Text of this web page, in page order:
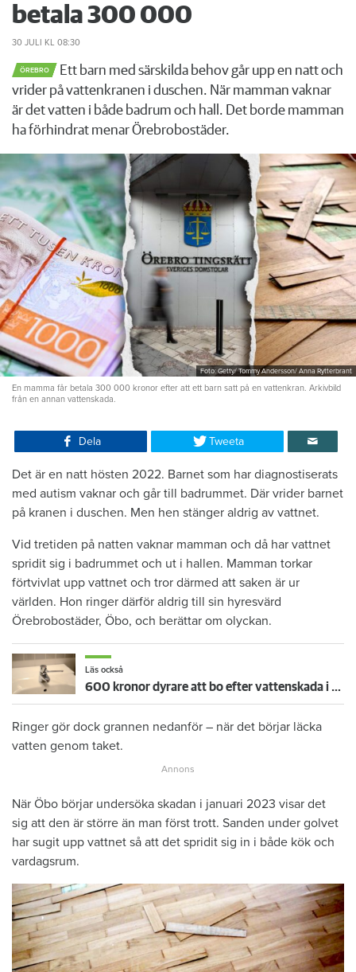
betala 300 000
30 JULI KL 08:30
ÖREBRO
Ett barn med särskilda behov går upp en natt och
vrider på vattenkranen i duschen. När mamman vaknar
är det vatten i både badrum och hall. Det borde mamman
ha förhindrat menar Örebrobostäder.
Foto: Getty/ Tommy Andersson/ Anna Rytterbrant
En mamma får betala 300 000 kronor efter att ett barn satt på en vattenkran. Arkivbild
från en annan vattenskada.
Dela Tweeta
Det är en natt hösten 2022. Barnet som har diagnostiserats
med autism vaknar och går till badrummet. Där vrider barnet
på kranen i duschen. Men hen stänger aldrig av vattnet.
Vid tretiden på natten vaknar mamman och då har vattnet
spridit sig i badrummet och ut i hallen. Mamman torkar
förtvivlat upp vattnet och tror därmed att saken är ur
världen. Hon ringer därför aldrig till sin hyresvärd
Örebrobostäder, Öbo, och berättar om olyckan.
Läs också
600 kronor dyrare att bo efter vattenskada i Varberg
Ringer gör dock grannen nedanför – när det börjar läcka
vatten genom taket.
När Öbo börjar undersöka skadan i januari 2023 visar det
sig att den är större än man först trott. Sanden under golvet
har sugit upp vattnet så att det spridit sig in i både kök och
vardagsrum.